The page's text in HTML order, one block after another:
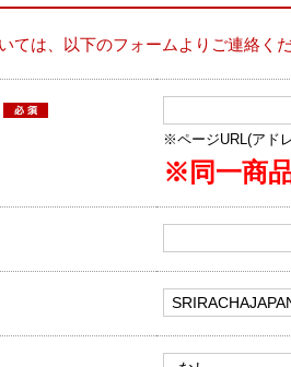
ては、以下のフォームよりご連絡く
※ページURL(アド
※同一商